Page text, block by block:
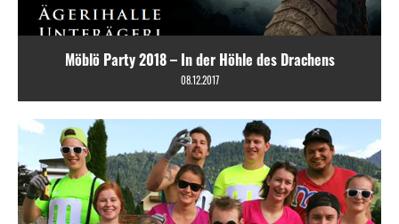
Möblö Party 2018 – In der Höhle des Drachens
08.12.2017